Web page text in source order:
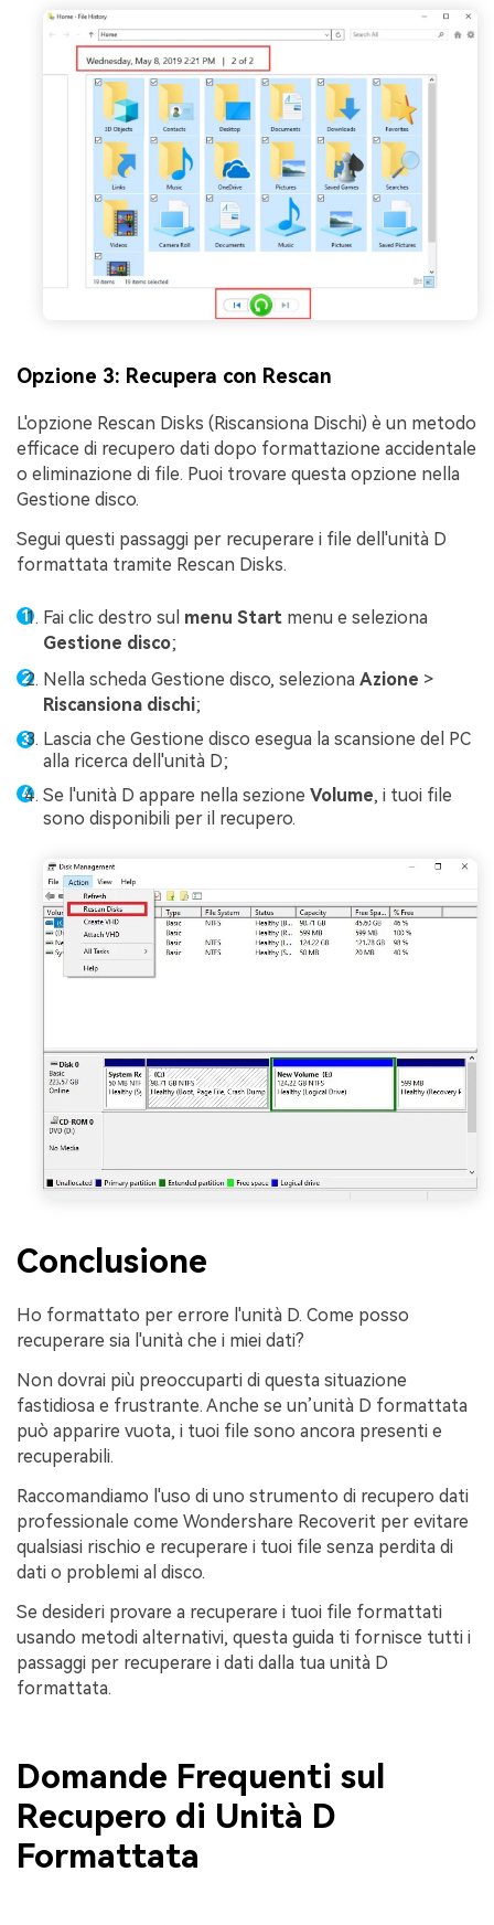
Opzione 3: Recupera con Rescan
L'opzione Rescan Disks (Riscansiona Dischi) è un metodo
efficace di recupero dati dopo formattazione accidentale
o eliminazione di file. Puoi trovare questa opzione nella
Gestione disco.
Segui questi passaggi per recuperare i file dell'unità D
formattata tramite Rescan Disks.
Fai clic destro sul menu Start menu e seleziona
Gestione disco;
Nella scheda Gestione disco, seleziona Azione >
Riscansiona dischi;
Lascia che Gestione disco esegua la scansione del PC
alla ricerca dell'unità D;
Se l'unità D appare nella sezione Volume, i tuoi file
sono disponibili per il recupero.
Conclusione
Ho formattato per errore l'unità D. Come posso
recuperare sia l'unità che i miei dati?
Non dovrai più preoccuparti di questa situazione
fastidiosa e frustrante. Anche se un’unità D formattata
può apparire vuota, i tuoi file sono ancora presenti e
recuperabili.
Raccomandiamo l'uso di uno strumento di recupero dati
professionale come Wondershare Recoverit per evitare
qualsiasi rischio e recuperare i tuoi file senza perdita di
dati o problemi al disco.
Se desideri provare a recuperare i tuoi file formattati
usando metodi alternativi, questa guida ti fornisce tutti i
passaggi per recuperare i dati dalla tua unità D
formattata.
Domande Frequenti sul
Recupero di Unità D
Formattata